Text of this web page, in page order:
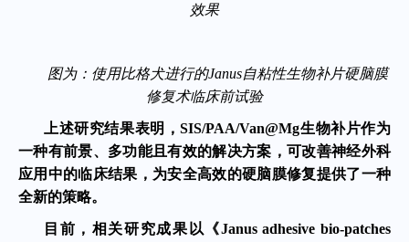
效果
图为：使用比格犬进行的Janus自粘性生物补片硬脑膜
修复术临床前试验
上述研究结果表明，SIS/PAA/Van@Mg生物补片作为
一种有前景、多功能且有效的解决方案，可改善神经外科
应用中的临床结果，为安全高效的硬脑膜修复提供了一种
全新的策略。
目前，相关研究成果以《Janus adhesive bio-patches